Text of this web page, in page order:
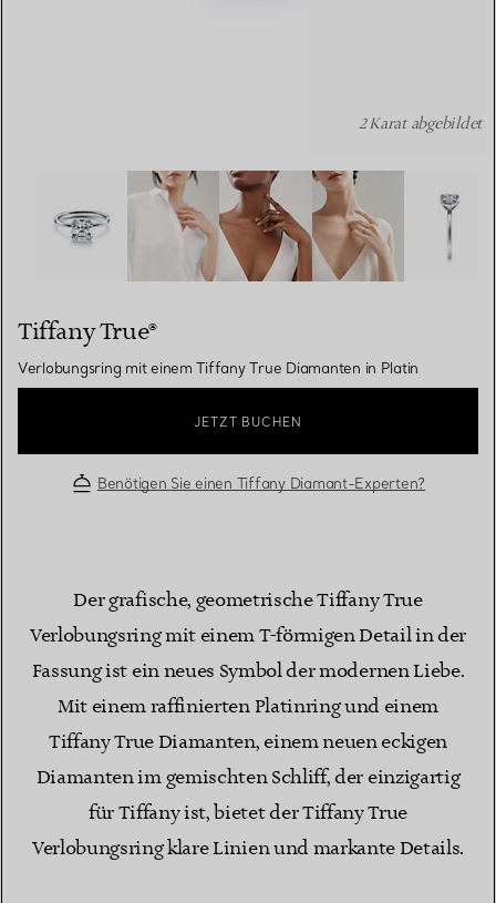
Tiffany True®:Verlobungsring mit einem Tiffany True
2 Karat abgebildet
Tiffany True®
Verlobungsring mit einem Tiffany True Diamanten in Platin
JETZT BUCHEN
Benötigen Sie einen Tiffany Diamant-Experten?
Der grafische, geometrische Tiffany True
Verlobungsring mit einem T-förmigen Detail in der
Fassung ist ein neues Symbol der modernen Liebe.
Mit einem raffinierten Platinring und einem
Tiffany True Diamanten, einem neuen eckigen
Diamanten im gemischten Schliff, der einzigartig
für Tiffany ist, bietet der Tiffany True
Verlobungsring klare Linien und markante Details.